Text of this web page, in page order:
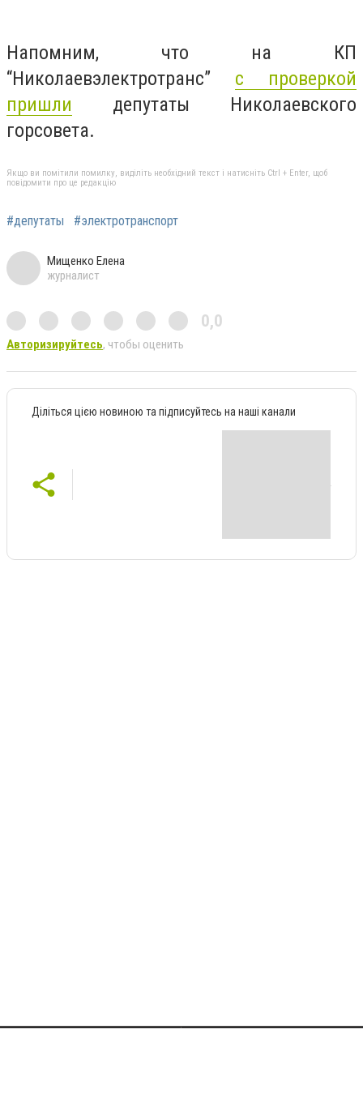
Напомним, что на КП
“Николаевэлектротранс” с проверкой
пришли депутаты Николаевского
горсовета.
Якщо ви помітили помилку, виділіть необхідний текст і натисніть Ctrl + Enter, щоб
повідомити про це редакцію
#депутаты #электротранспорт
Мищенко Елена
журналист
0,0
Авторизируйтесь, чтобы оценить
Діліться цією новиною та підписуйтесь на наші канали